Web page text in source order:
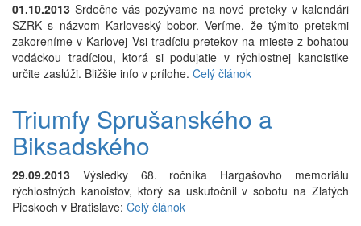
01.10.2013 Srdečne vás pozývame na nové preteky v kalendári
SZRK s názvom Karloveský bobor. Veríme, že týmito pretekmi
zakoreníme v Karlovej Vsi tradíciu pretekov na mieste z bohatou
vodáckou tradíciou, ktorá si podujatie v rýchlostnej kanoistike
určite zaslúži. Bližšie info v prílohe. Celý článok
Triumfy Sprušanského a
Biksadského
29.09.2013 Výsledky 68. ročníka Hargašovho memoriálu
rýchlostných kanoistov, ktorý sa uskutočnil v sobotu na Zlatých
Pieskoch v Bratislave: Celý článok